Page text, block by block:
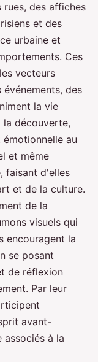
des affiches
et des
urbaine et
Ces
vecteurs
des
la vie
la découverte,
au
et même
faisant d'elles
et de la culture.
de la
visuels qui
encouragent la
se posant
de réflexion
Par leur
avant-
à la